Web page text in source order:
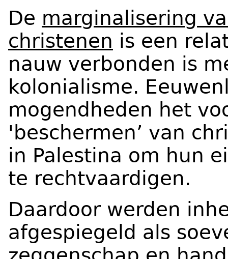
De marginalisering
christenen is een
nauw verbonden is
kolonialisme.
mogendheden het
'beschermen’ van
in Palestina om hun
te rechtvaardigen.
Daardoor werden
afgespiegeld als